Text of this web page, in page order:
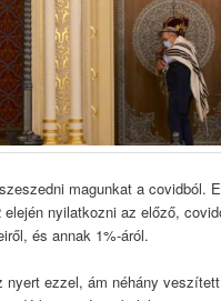
magunkat a covidból.
elején nyilatkozni az előző,
és annak 1%-áról.
nyert ezzel, ám néhány